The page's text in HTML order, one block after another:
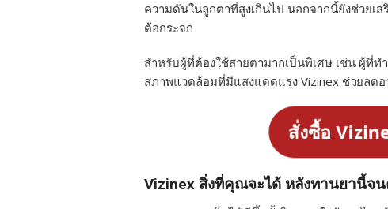
ความดันในลูกตาที่สูงเกินไป นอกจากนี้ยังช่วยเ
ต้อกระจก
สำหรับผู้ที่ต้องใช้สายตามากเป็นพิเศษ เช่น ผู้ที่
สภาพแวดล้อมที่มีแสงแดดแรง Vizinex ช่วยลด
สั่งซื้อ
Vizinex สิ่งที่คุณจะได้ หลังทานยานี้จ